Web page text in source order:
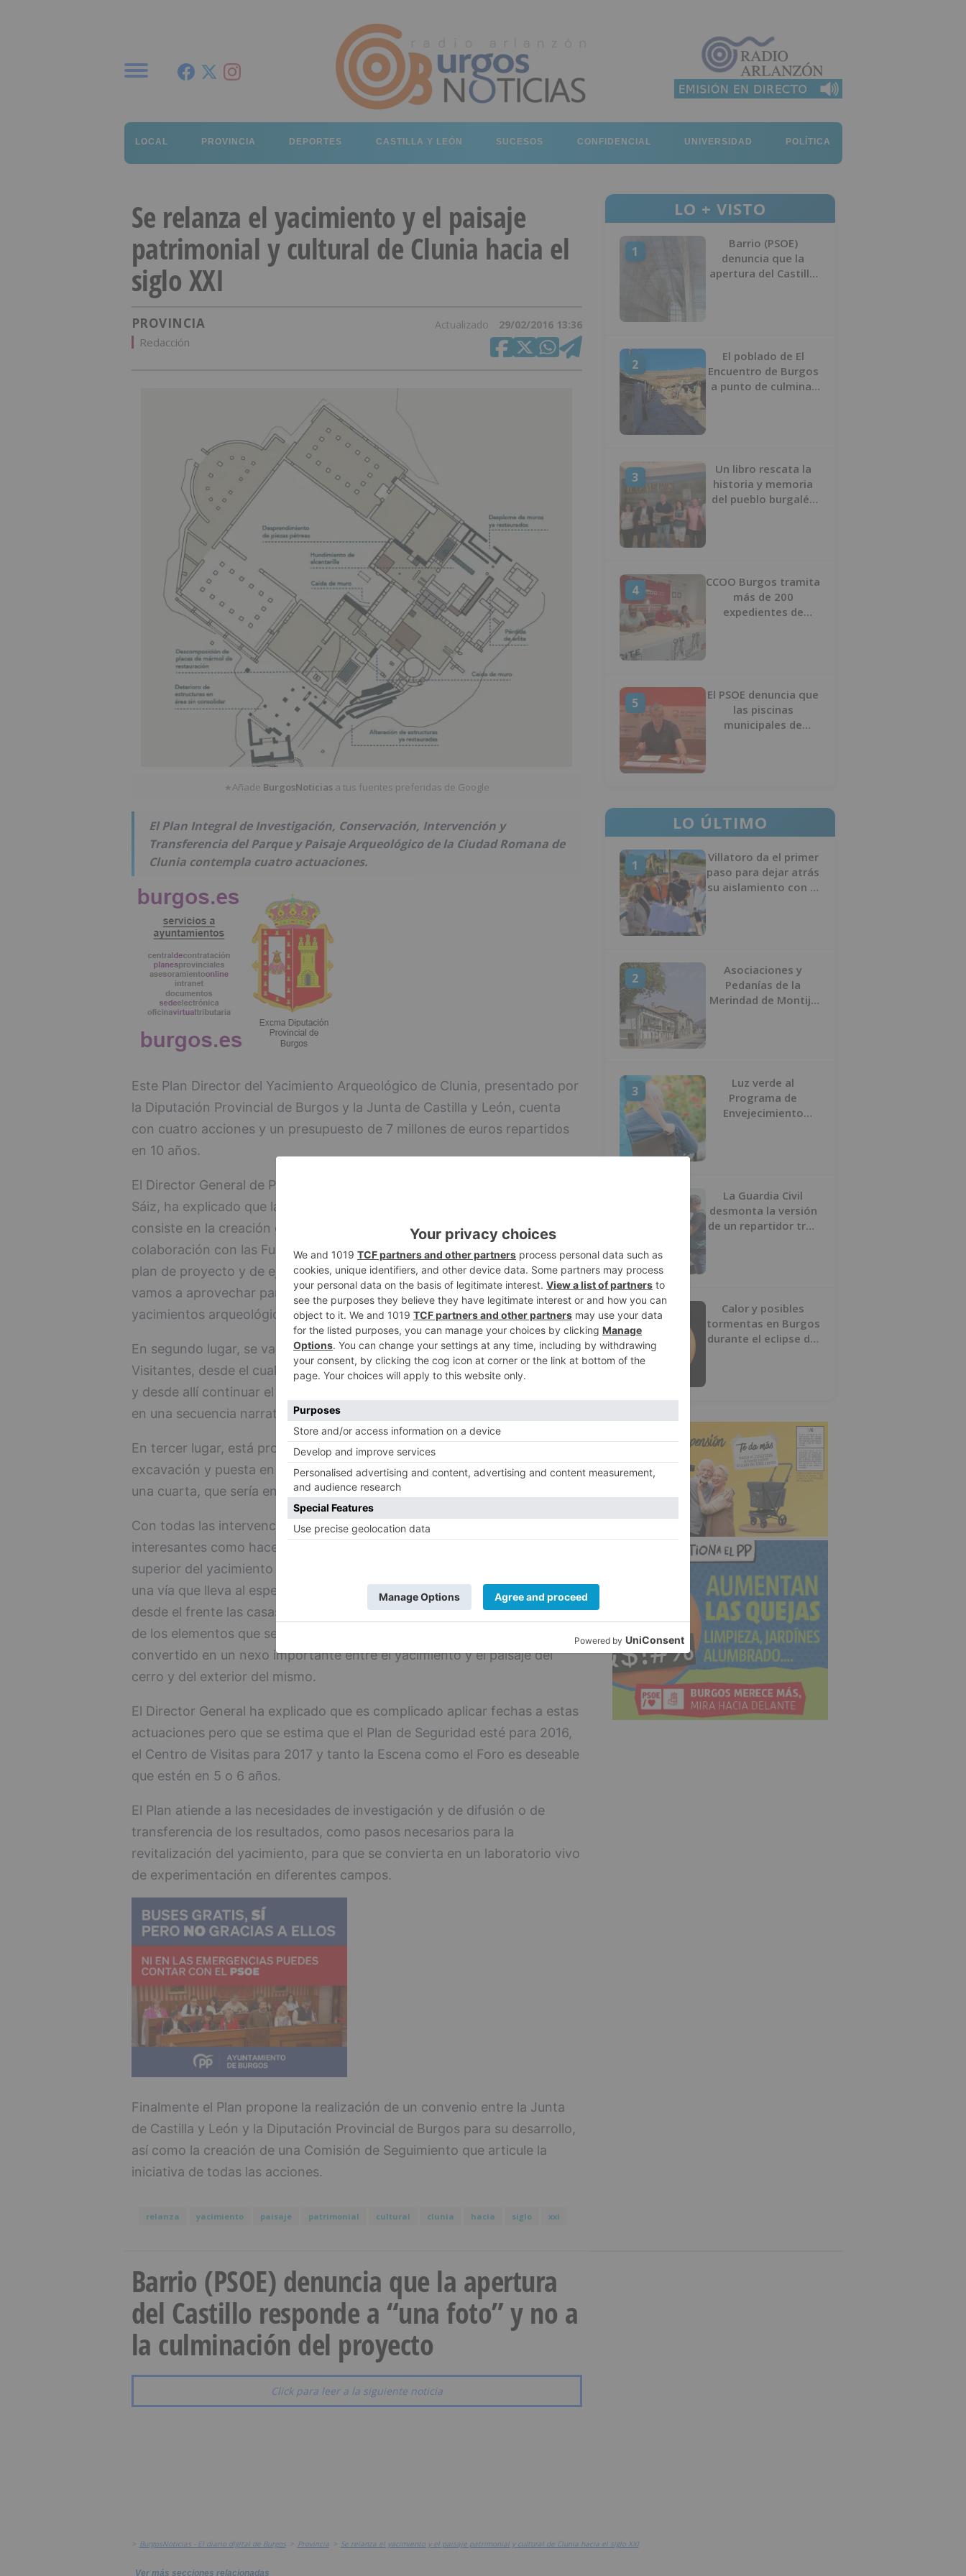
LOCAL PROVINCIA DEPORTES CASTILLA Y LEÓN SUCESOS CONFIDENCIAL UNIVERSIDAD POLÍTICA
Se relanza el yacimiento y el paisaje
patrimonial y cultural de Clunia hacia el
siglo XXI
PROVINCIA Actualizado 29/02/2016 13:36
Redacción
★Añade BurgosNoticias a tus fuentes preferidas de Google
El Plan Integral de Investigación, Conservación, Intervención y
Transferencia del Parque y Paisaje Arqueológico de la Ciudad Romana de
Clunia contempla cuatro actuaciones.
Este Plan Director del Yacimiento Arqueológico de Clunia, presentado por
la Diputación Provincial de Burgos y la Junta de Castilla y León, cuenta
con cuatro acciones y un presupuesto de 7 millones de euros repartidos
en 10 años.
El Director General de Patrimonio de la Junta de Castilla y León, Enrique
Sáiz, ha explicado que la primera actuación que se va a llevar a cabo
consiste en la creación de un Plan de Seguridad Inmediato en
colaboración con las Fuerzas y Cuerpos de Seguridad del Estado. "Un
plan de proyecto y de ejecución de algunas medidas nuevas y también
vamos a aprovechar para investigar como mejorar la seguridad en los
yacimientos arqueológicos", explica Sáiz.
En segundo lugar, se va a realizar en nuevo Centro de Recepción de
Visitantes, desde el cual se puede conectar, cómodamente, con el Teatro
y desde allí continuar el recorrido hasta la parte superior del yacimiento,
en una secuencia narrativa sin solución de continuidad.
En tercer lugar, está programada una gran obra de investigación,
excavación y puesta en valor de la parte posterior de la Escena junto a
una cuarta, que sería en el Foro.
Con todas las intervenciones propuestas se consiguen logros tan
interesantes como hacer accesible a discapacitados toda la parte
superior del yacimiento incluyendo la casa Taracena, el Foro, incluyendo
una vía que lleva al espectador hasta el borde del cerro para contemplar
desde el frente las casas colgantes o aterrazadas de Cuevas Ciegas, uno
de los elementos que se pretende revaloriza por completo en este plan,
convertido en un nexo importante entre el yacimiento y el paisaje del
cerro y del exterior del mismo.
El Director General ha explicado que es complicado aplicar fechas a estas
actuaciones pero que se estima que el Plan de Seguridad esté para 2016,
el Centro de Visitas para 2017 y tanto la Escena como el Foro es deseable
que estén en 5 o 6 años.
El Plan atiende a las necesidades de investigación y de difusión o de
transferencia de los resultados, como pasos necesarios para la
revitalización del yacimiento, para que se convierta en un laboratorio vivo
de experimentación en diferentes campos.
Finalmente el Plan propone la realización de un convenio entre la Junta
de Castilla y León y la Diputación Provincial de Burgos para su desarrollo,
así como la creación de una Comisión de Seguimiento que articule la
iniciativa de todas las acciones.
relanza yacimiento paisaje patrimonial cultural clunia hacia siglo xxi
LO + VISTO
1
Barrio (PSOE)
denuncia que la
apertura del Castillo
2
El poblado de El
Encuentro de Burgos
a punto de culminar
3
Un libro rescata la
historia y memoria
del pueblo burgalés
4
CCOO Burgos tramita
más de 200
expedientes de
5
El PSOE denuncia que
las piscinas
municipales de
LO ÚLTIMO
1
Villatoro da el primer
paso para dejar atrás
su aislamiento con el
2
Asociaciones y
Pedanías de la
Merindad de Montija
3
Luz verde al
Programa de
Envejecimiento
La Guardia Civil
desmonta la versión
de un repartidor tras
5
Calor y posibles
tormentas en Burgos
durante el eclipse del
Barrio (PSOE) denuncia que la apertura
del Castillo responde a “una foto” y no a
la culminación del proyecto
Click para leer a la siguiente noticia
> BurgosNoticias - El diario digital de Burgos > Provincia > Se relanza el yacimiento y el paisaje patrimonial y cultural de Clunia hacia el siglo XXI
Ver más secciones relacionadas